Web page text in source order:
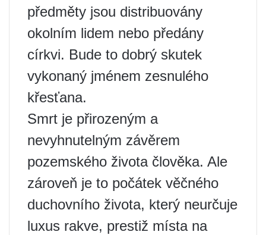
předměty jsou distribuovány
okolním lidem nebo předány
církvi. Bude to dobrý skutek
vykonaný jménem zesnulého
křesťana.
Smrt je přirozeným a
nevyhnutelným závěrem
pozemského života člověka. Ale
zároveň je to počátek věčného
duchovního života, který neurčuje
luxus rakve, prestiž místa na